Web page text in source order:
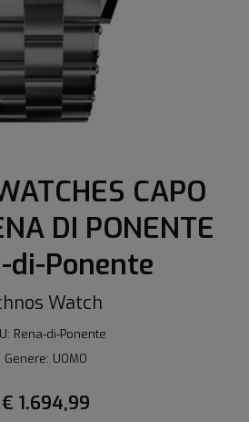
CAPO
DI PONENTE
di-Ponente
Watch
Rena-di-Ponente
Genere: UOMO
€ 1.694,99